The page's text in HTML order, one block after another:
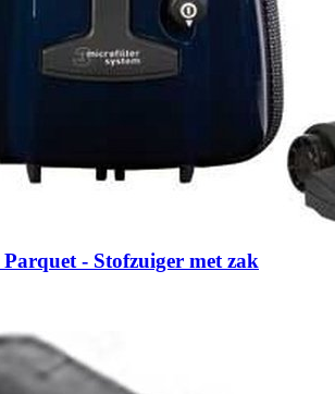
- Stofzuiger met zak